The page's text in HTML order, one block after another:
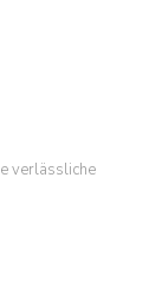
verlässliche